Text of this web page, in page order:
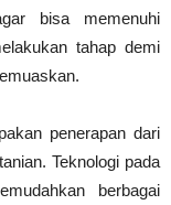
bisa memenuhi
tahap demi
penerapan dari
Teknologi pada
berbagai